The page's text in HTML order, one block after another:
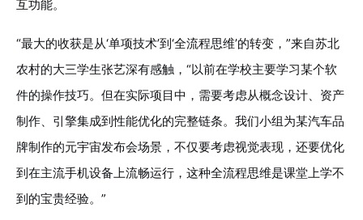
互功能。
“最大的收获是从‘单项技术’到‘全流程思维’的转变，”来自苏北
农村的大三学生张艺深有感触，“以前在学校主要学习某个软
件的操作技巧。但在实际项目中，需要考虑从概念设计、资产
制作、引擎集成到性能优化的完整链条。我们小组为某汽车品
牌制作的元宇宙发布会场景，不仅要考虑视觉表现，还要优化
到在主流手机设备上流畅运行，这种全流程思维是课堂上学不
到的宝贵经验。”